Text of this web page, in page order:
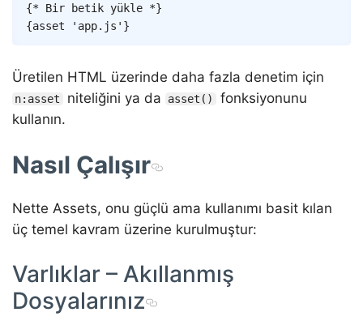
{* Bir betik yükle *}
{asset 'app.js' }
Üretilen HTML üzerinde daha fazla denetim için
n:asset niteliğini ya da asset()
fonksiyonunu
kullanın.
Nasıl Çalışır
Nette Assets, onu güçlü ama kullanımı basit kılan
üç temel kavram üzerine kurulmuştur:
Varlıklar – Akıllanmış
Dosyalarınız